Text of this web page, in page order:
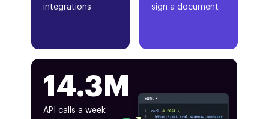
integrations
sign a document
14.3M
API calls a week